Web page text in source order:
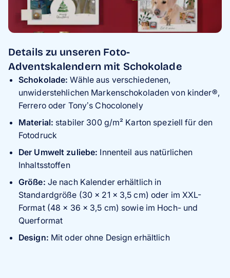
Details zu unseren Foto-
Adventskalendern mit Schokolade
Schokolade: Wähle aus verschiedenen,
unwiderstehlichen Markenschokoladen von kinder®,
Ferrero oder Tony’s Chocolonely
Material: stabiler 300 g/m² Karton speziell für den
Fotodruck
Der Umwelt zuliebe: Innenteil aus natürlichen
Inhaltsstoffen
Größe: Je nach Kalender erhältlich in
Standardgröße (30 x 21 x 3,5 cm) oder im XXL-
Format (48 x 36 x 3,5 cm) sowie im Hoch- und
Querformat
Design: Mit oder ohne Design erhältlich